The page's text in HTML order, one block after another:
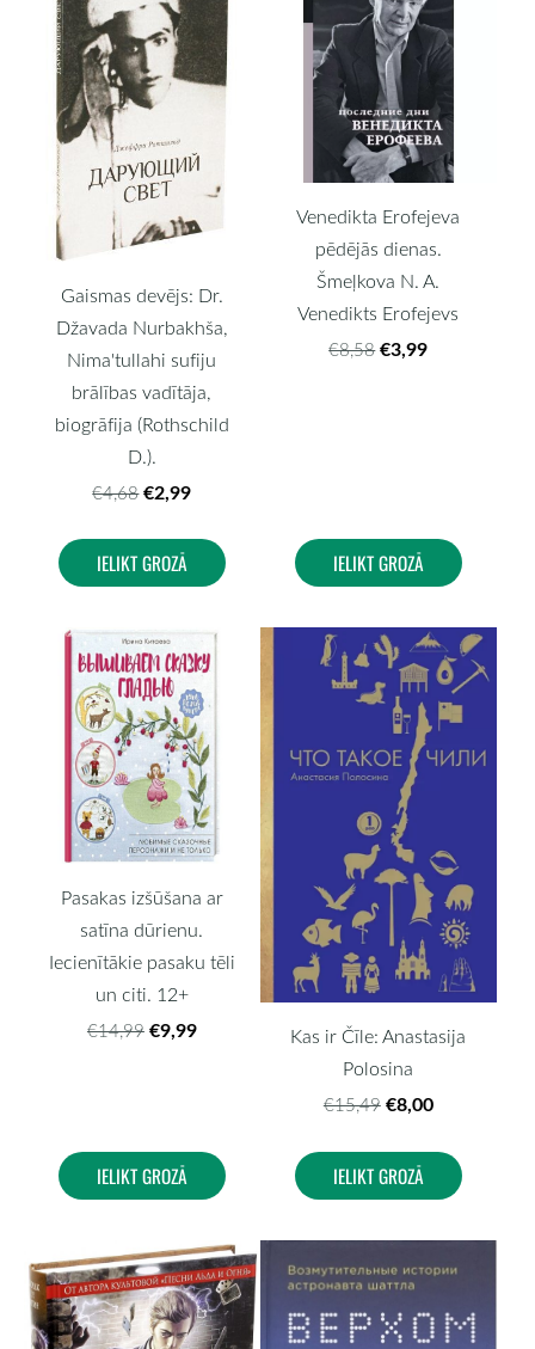
Gaismas devējs: Dr.
Džavada Nurbakhša,
Nima'tullahi sufiju
brālības vadītāja,
biogrāfija (Rothschild
D.).
€4,68 €2,99
IELIKT GROZĀ
Venedikta Erofejeva
pēdējās dienas.
Šmeļkova N. A.
Venedikts Erofejevs
€8,58 €3,99
IELIKT GROZĀ
Pasakas izšūšana ar
satīna dūrienu.
Iecienītākie pasaku tēli
un citi. 12+
€14,99 €9,99
IELIKT GROZĀ
Kas ir Čīle: Anastasija
Polosina
€15,49 €8,00
IELIKT GROZĀ